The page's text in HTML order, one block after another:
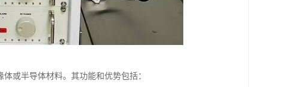
或半导体材料。其功能和优势包括：